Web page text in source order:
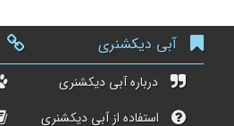
آبی دیکشنری
درباره آبی دیکشنری
استفاده از آبی دیکشنری